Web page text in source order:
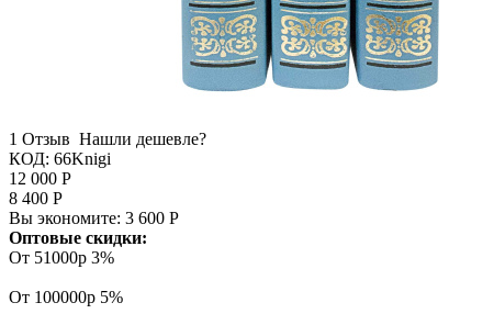
1 Отзыв Нашли дешевле?
КОД: 66Knigi
12 000 Р
8 400 Р
Вы экономите: 3 600 Р
Оптовые скидки:
От 51000р 3%
От 100000р 5%